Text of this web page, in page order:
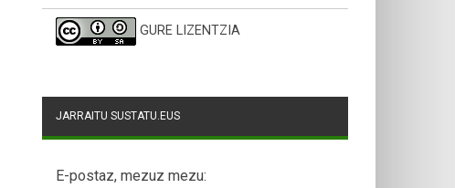
GURE LIZENTZIA
JARRAITU SUSTATU.EUS
E-postaz, mezuz mezu: